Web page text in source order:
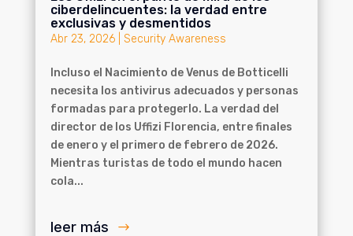
ciberdelincuentes: la verdad entre
exclusivas y desmentidos
Abr 23, 2026| Security Awareness
Incluso el Nacimiento de Venus de Botticelli
necesita los antivirus adecuados y personas
formadas para protegerlo. La verdad del
director de los Uffizi Florencia, entre finales
de enero y el primero de febrero de 2026.
Mientras turistas de todo el mundo hacen
cola...
leer más